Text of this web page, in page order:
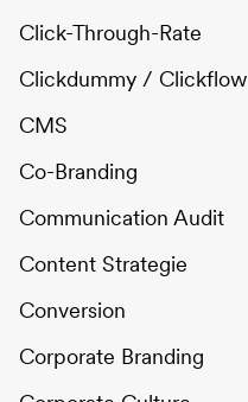
Click-Through-Rate
Clickdummy / Clickflow
CMS
Co-Branding
Communication Audit
Content Strategie
Conversion
Corporate Branding